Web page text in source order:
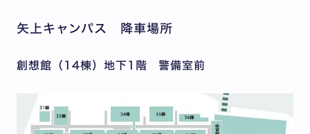
矢上キャンパス 降車場所
創想館（14棟）地下1階 警備室前